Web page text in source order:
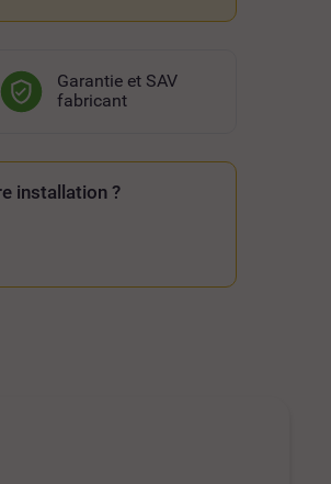
Garantie et SAV
fabricant
installation ?